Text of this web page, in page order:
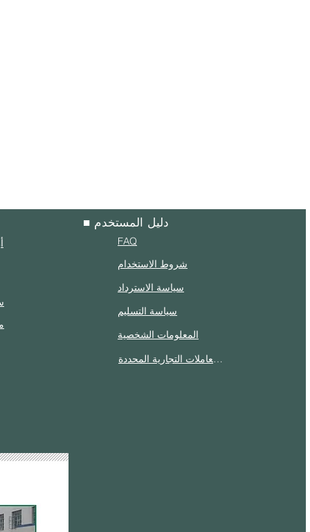
■ دليل المستخدم
FAQ
شروط الاستخدام
سياسة الاسترداد
سياسة التسليم
المعلومات الشخصية
الإفصاح وفقًا لقانون المعاملات التجارية المحددة